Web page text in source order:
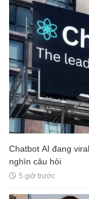
Chatbot AI đang
nghìn câu hỏi
5 giờ trước